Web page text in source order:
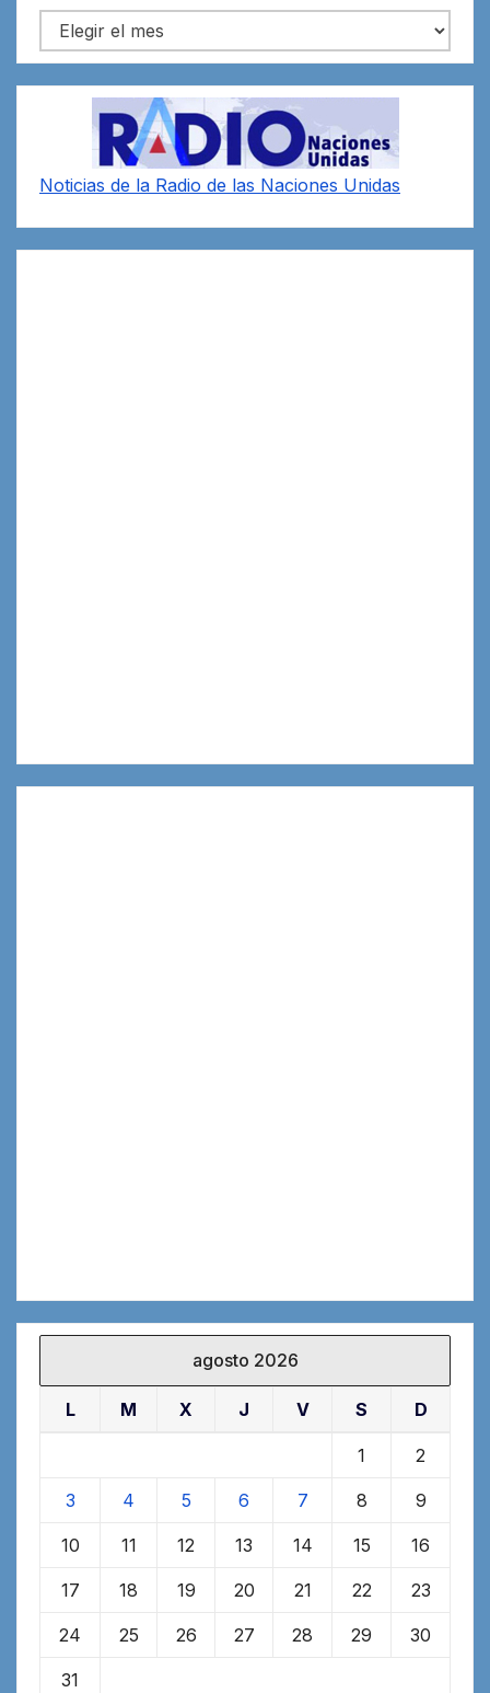
Archivos
Noticias de la Radio de las Naciones Unidas
agosto 2026
L M X J V S D
1 2
3 4 5 6 7 8 9
10 11 12 13 14 15 16
17 18 19 20 21 22 23
24 25 26 27 28 29 30
31